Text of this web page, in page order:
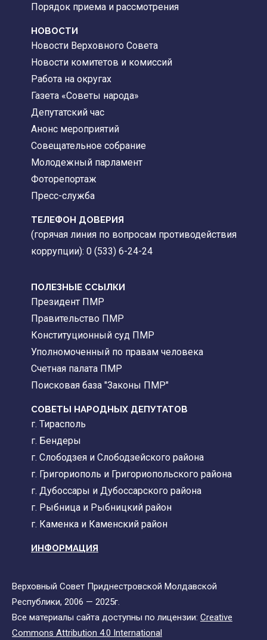
Порядок приема и рассмотрения
НОВОСТИ
Новости Верховного Совета
Новости комитетов и комиссий
Работа на округах
Газета «Советы народа»
Депутатский час
Анонс мероприятий
Совещательное собрание
Молодежный парламент
Фоторепортаж
Пресс-служба
ТЕЛЕФОН ДОВЕРИЯ
(горячая линия по вопросам противодействия
коррупции): 0 (533) 6-24-24
ПОЛЕЗНЫЕ ССЫЛКИ
Президент ПМР
Правительство ПМР
Конституционный суд ПМР
Уполномоченный по правам человека
Счетная палата ПМР
Поисковая база "Законы ПМР"
СОВЕТЫ НАРОДНЫХ ДЕПУТАТОВ
г. Тирасполь
г. Бендеры
г. Слободзея и Слободзейского района
г. Григориополь и Григориопольского района
г. Дубоссары и Дубоссарского района
г. Рыбница и Рыбницкий район
г. Каменка и Каменский район
ИНФОРМАЦИЯ
Верховный Совет Приднестровской Молдавской
Республики, 2006 — 2025г.
Все материалы сайта доступны по лицензии: Creative
Commons Attribution 4.0 International